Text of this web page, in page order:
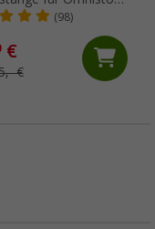
5003/5002 250
(98)
€
€